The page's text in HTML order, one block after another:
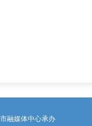
融媒体中心承办